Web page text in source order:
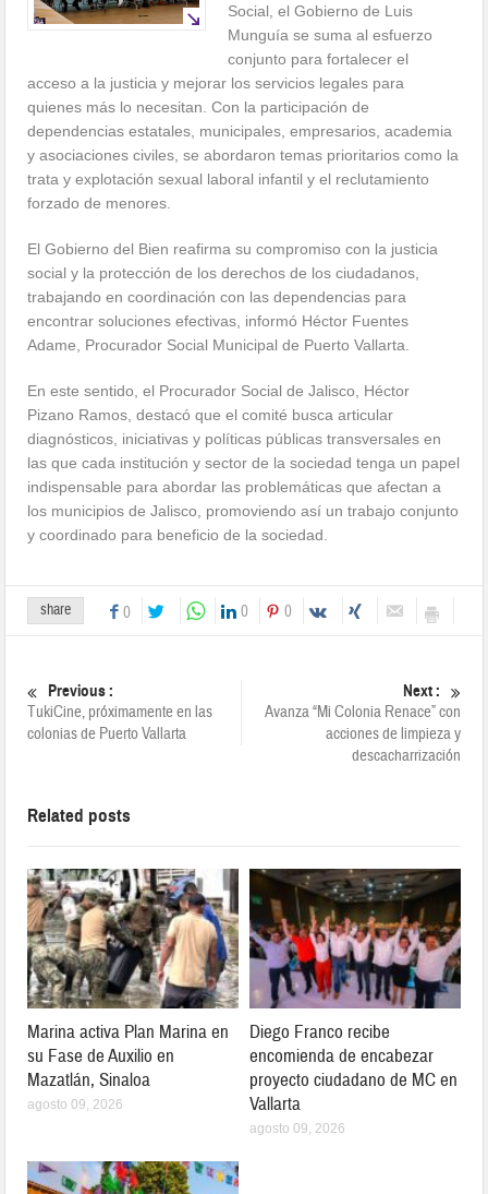
Social, el Gobierno de Luis
Munguía se suma al esfuerzo
conjunto para fortalecer el
acceso a la justicia y mejorar los servicios legales para
quienes más lo necesitan. Con la participación de
dependencias estatales, municipales, empresarios, academia
y asociaciones civiles, se abordaron temas prioritarios como la
trata y explotación sexual laboral infantil y el reclutamiento
forzado de menores.
El Gobierno del Bien reafirma su compromiso con la justicia
social y la protección de los derechos de los ciudadanos,
trabajando en coordinación con las dependencias para
encontrar soluciones efectivas, informó Héctor Fuentes
Adame, Procurador Social Municipal de Puerto Vallarta.
En este sentido, el Procurador Social de Jalisco, Héctor
Pizano Ramos, destacó que el comité busca articular
diagnósticos, iniciativas y políticas públicas transversales en
las que cada institución y sector de la sociedad tenga un papel
indispensable para abordar las problemáticas que afectan a
los municipios de Jalisco, promoviendo así un trabajo conjunto
y coordinado para beneficio de la sociedad.
share 0 0 0
Previous :
TukiCine, próximamente en las
colonias de Puerto Vallarta
Next :
Avanza “Mi Colonia Renace” con
acciones de limpieza y
descacharrización
Related posts
Marina activa Plan Marina en
su Fase de Auxilio en
Mazatlán, Sinaloa
agosto 09, 2026
Diego Franco recibe
encomienda de encabezar
proyecto ciudadano de MC en
Vallarta
agosto 09, 2026